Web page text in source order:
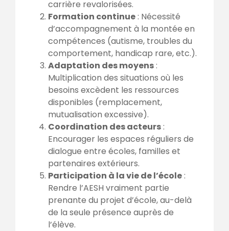
carrière revalorisées.
Formation continue: Nécessité
d’accompagnement à la montée en
compétences (autisme, troubles du
comportement, handicap rare, etc.).
Adaptation des moyens:
Multiplication des situations où les
besoins excèdent les ressources
disponibles (remplacement,
mutualisation excessive).
Coordination des acteurs:
Encourager les espaces réguliers de
dialogue entre écoles, familles et
partenaires extérieurs.
Participation à la vie de l’école:
Rendre l’AESH vraiment partie
prenante du projet d’école, au-delà
de la seule présence auprès de
l’élève.